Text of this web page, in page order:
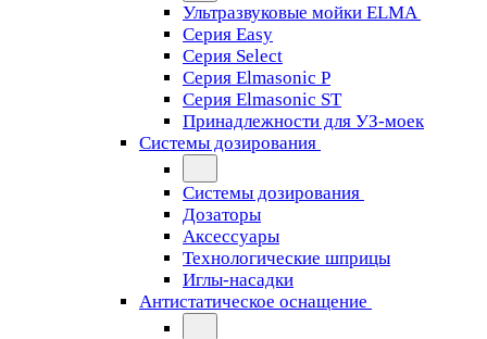
Ультразвуковые мойки ELMA
Серия Easy
Серия Select
Серия Elmasonic P
Серия Elmasonic ST
Принадлежности для УЗ-моек
Системы дозирования
Системы дозирования
Дозаторы
Аксессуары
Технологические шприцы
Иглы-насадки
Антистатическое оснащение